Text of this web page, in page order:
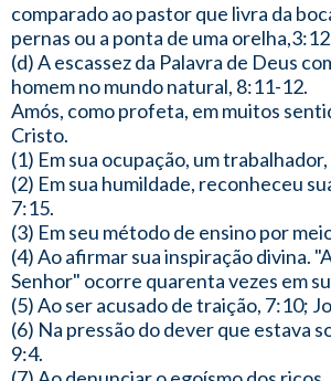
comparado ao pastor que livra da
pernas ou a ponta de uma
(d) A escassez da Palavra de Deus
homem no mundo natural, 8:11-12.
Amós, como profeta, em muitos
Cristo.
(1) Em sua ocupação, um
(2) Em sua humildade, reconheceu
7:15.
(3) Em seu método de ensino por
(4) Ao afirmar sua inspiração divina.
Senhor" ocorre quarenta vezes em
(5) Ao ser acusado de traição, 7:10;
(6) Na pressão do dever que estava
9:4.